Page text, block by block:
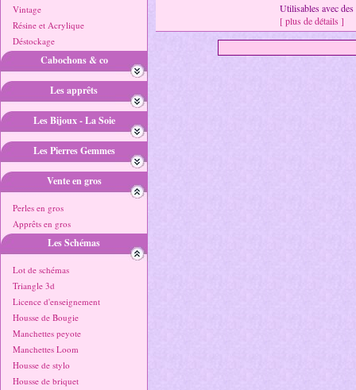
Vintage
Résine et Acrylique
Déstockage
Cabochons & co
Les apprêts
Les Bijoux - La Soie
Les Pierres Gemmes
Vente en gros
Perles en gros
Apprêts en gros
Les Schémas
Lot de schémas
Triangle 3d
Licence d'enseignement
Housse de Bougie
Manchettes peyote
Manchettes Loom
Housse de stylo
Housse de briquet
Utilisables avec
[ plus de détails ]